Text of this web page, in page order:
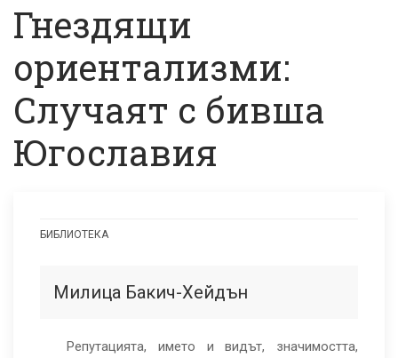
Гнездящи
ориентализми:
Случаят с бивша
Югославия
ориентализми:
БИБЛИОТЕКА
Милица Бакич-Хейдън
Репутацията, името и видът, значимостта,